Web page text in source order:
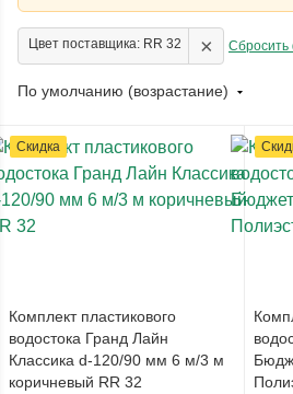
Цвет поставщика: RR 32 × Сбросить
По умолчанию (возрастание)
Скидка
Комплект пластикового
водостока Гранд Лайн
Классика d-120/90 мм 6 м/3 м
коричневый RR 32